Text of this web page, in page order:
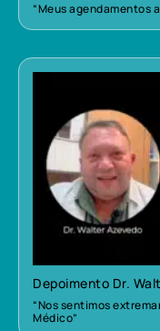
“Meus agendamentos
Depoimento Dr.
“Nos sentimos
Médico”